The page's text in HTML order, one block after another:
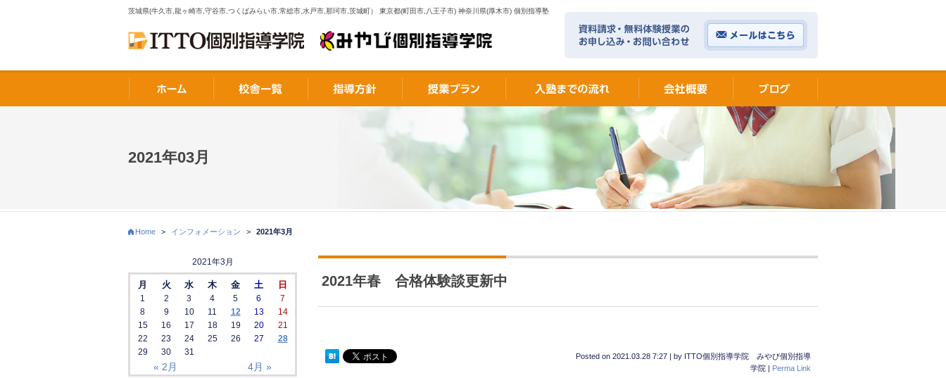
茨城県(牛久市,龍ヶ崎市,守谷市,つくばみらい市,常総市,水戸市,那珂市,茨城町） 東京都(町田市,八王子市) 神奈川県(厚木市) 個別指導塾
2021年03月
Home > インフォメーション > 2021年3月
2021年春 合格体験談更新中
Posted on 2021.03.28 7:27 | by ITTO個別指導学院 みやび個別指導
学院 | Perma Link
2021年3月
月 火 水 木 金 土 日
« 2月 4月 »
1 2 3 4 5 6
7
8
9 10 11 12 13
14
15
16 17 18 19 20
21
22
23 24 25 26 27
28
29
30 31